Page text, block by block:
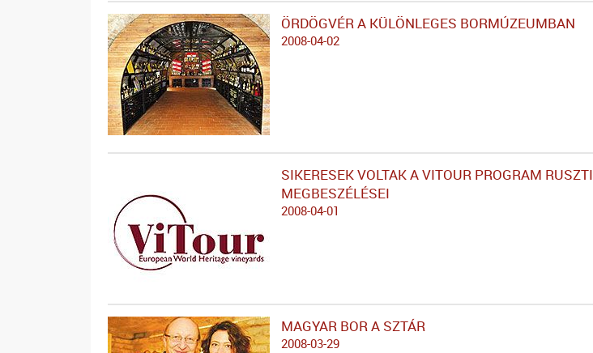
ÖRDÖGVÉR A KÜLÖNLEGES BORMÚZEUMBAN
2008-04-02
SIKERESEK VOLTAK A VITOUR PROGRAM RUSZTI
MEGBESZÉLÉSEI
2008-04-01
MAGYAR BOR A SZTÁR
2008-03-29